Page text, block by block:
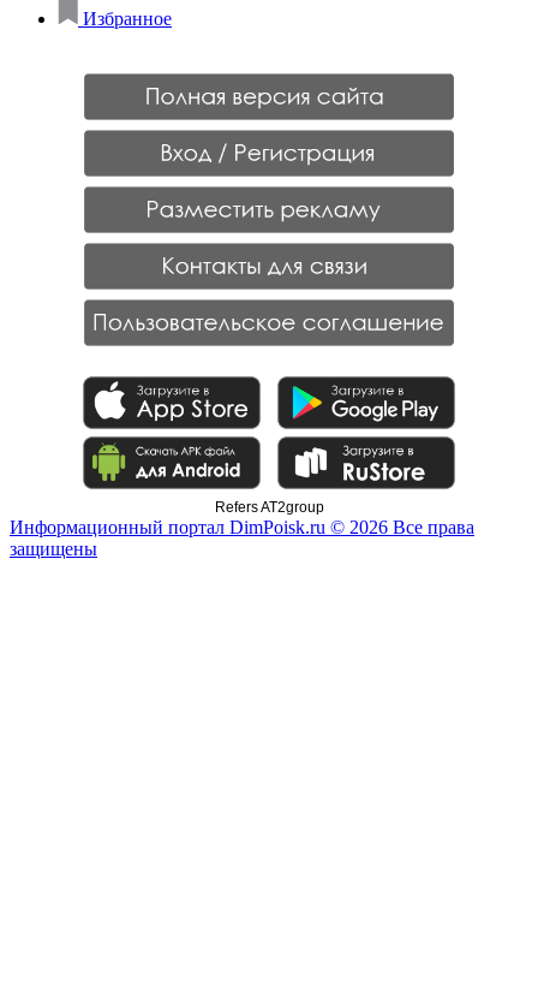
Избранное
Refers AT2group
Информационный портал DimPoisk.ru © 2026 Все права
защищены